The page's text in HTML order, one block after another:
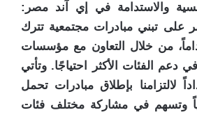
والاستدامة في إي آند مصر:
تبني مبادرات مجتمعية تترك
من خلال التعاون مع مؤسسات
دعم الفئات الأكثر احتياجًا. وتأتي
لالتزامنا بإطلاق مبادرات تحمل
وتسهم في مشاركة مختلف فئات